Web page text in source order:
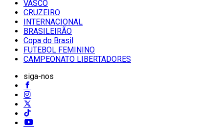
VASCO
CRUZEIRO
INTERNACIONAL
BRASILEIRÃO
Copa do Brasil
FUTEBOL FEMININO
CAMPEONATO LIBERTADORES
siga-nos